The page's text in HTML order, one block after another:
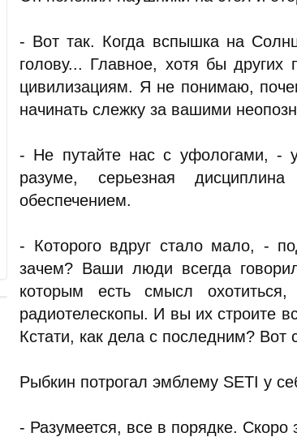
- Вот так. Когда вспышка на
голову... Главное, хотя бы
цивилизациям. Я не понимаю,
начинать слежку за вашими
- Не путайте нас с уфологами, -
разуме, серьезная
обеспечением.
- Которого вдруг стало мало, -
зачем? Ваши люди всегда
которым есть смысл
радиотелескопы. И вы их строите
Кстати, как дела с последним? Вот
Рыбкин потрогал эмблему SETI у
- Разумеется, все в порядке. Скоро